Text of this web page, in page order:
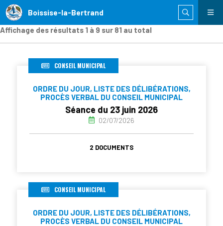
Boissise-la-Bertrand
Affichage des résultats 1 à 9 sur 81 au total
CONSEIL MUNICIPAL
ORDRE DU JOUR, LISTE DES DÉLIBÉRATIONS,
PROCÈS VERBAL DU CONSEIL MUNICIPAL
Séance du 23 juin 2026
02/07/2026
2 DOCUMENTS
CONSEIL MUNICIPAL
ORDRE DU JOUR, LISTE DES DÉLIBÉRATIONS,
PROCÈS VERBAL DU CONSEIL MUNICIPAL